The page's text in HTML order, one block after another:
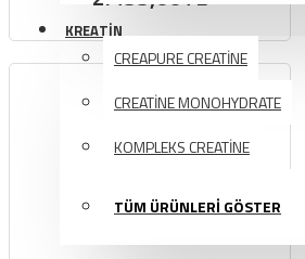
KREATİN
CREAPURE CREATİNE
CREATİNE MONOHYDRATE
KOMPLEKS CREATİNE
TÜM ÜRÜNLERİ GÖSTER